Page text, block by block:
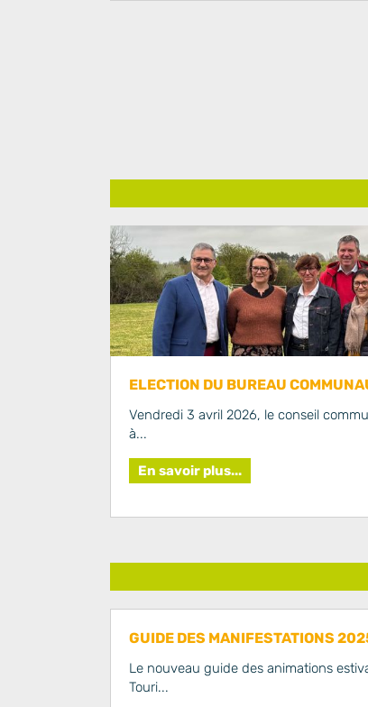
ELECTION DU BUREAU
Vendredi 3 avril 2026, le conseil
à...
En savoir plus...
GUIDE DES MANIFESTATIONS
Le nouveau guide des animations
Touri...